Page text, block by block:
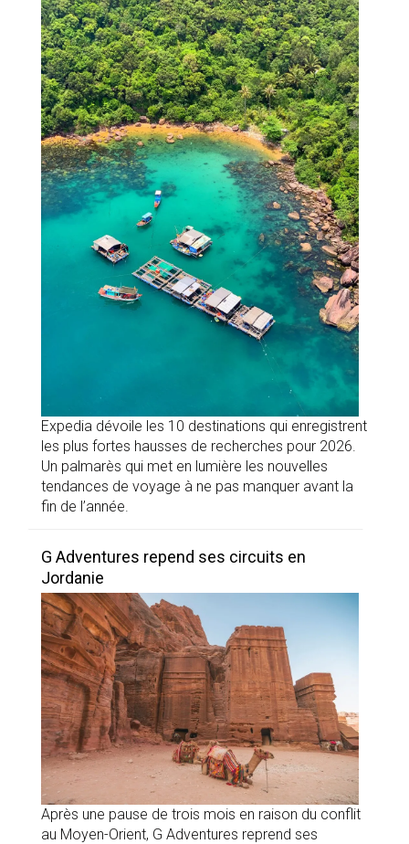
Expedia dévoile les 10 destinations qui enregistrent
les plus fortes hausses de recherches pour 2026.
Un palmarès qui met en lumière les nouvelles
tendances de voyage à ne pas manquer avant la
fin de l’année.
G Adventures repend ses circuits en
Jordanie
Après une pause de trois mois en raison du conflit
au Moyen-Orient, G Adventures reprend ses